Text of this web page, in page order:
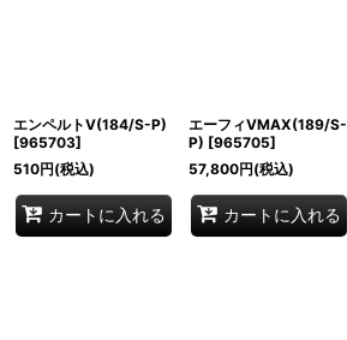
エンペルトV(184/S-P)
[965703]
510円(税込)
カートに入れる
エーフィVMAX(189/S-
P) [965705]
57,800円(税込)
カートに入れる